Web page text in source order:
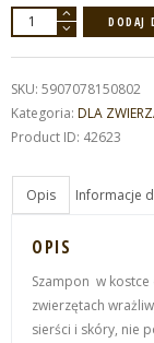
ilość
SZAMPON
W
DLA
100
DODAJ
SKU: 5907078150802
Kategoria: DLA
Product ID: 42623
Opis Informacje
OPIS
Szampon w
zwierzętach
sierści i skóry, nie